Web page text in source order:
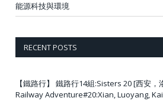
能源科技與環境
RECENT POSTS
【鐵路行】 鐵路行14組:Sisters 20 [西安
Railway Adventure#20:Xian, Luoyang,